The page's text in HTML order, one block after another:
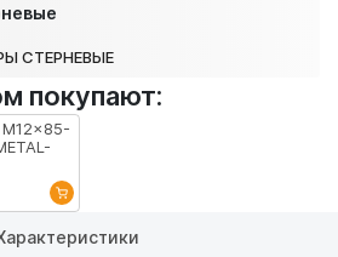
СТЕРНЕВЫЕ
покупают: